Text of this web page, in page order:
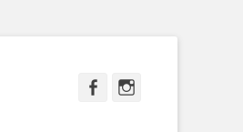
Facebook